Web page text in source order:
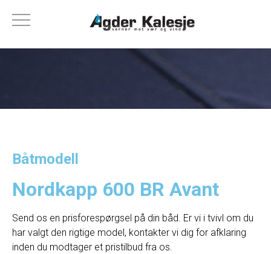
Båtmodell
Nordkapp 600 BR Avant
Send os en prisforespørgsel på din båd. Er vi i tvivl om du
har valgt den rigtige model, kontakter vi dig for afklaring
inden du modtager et pristilbud fra os.